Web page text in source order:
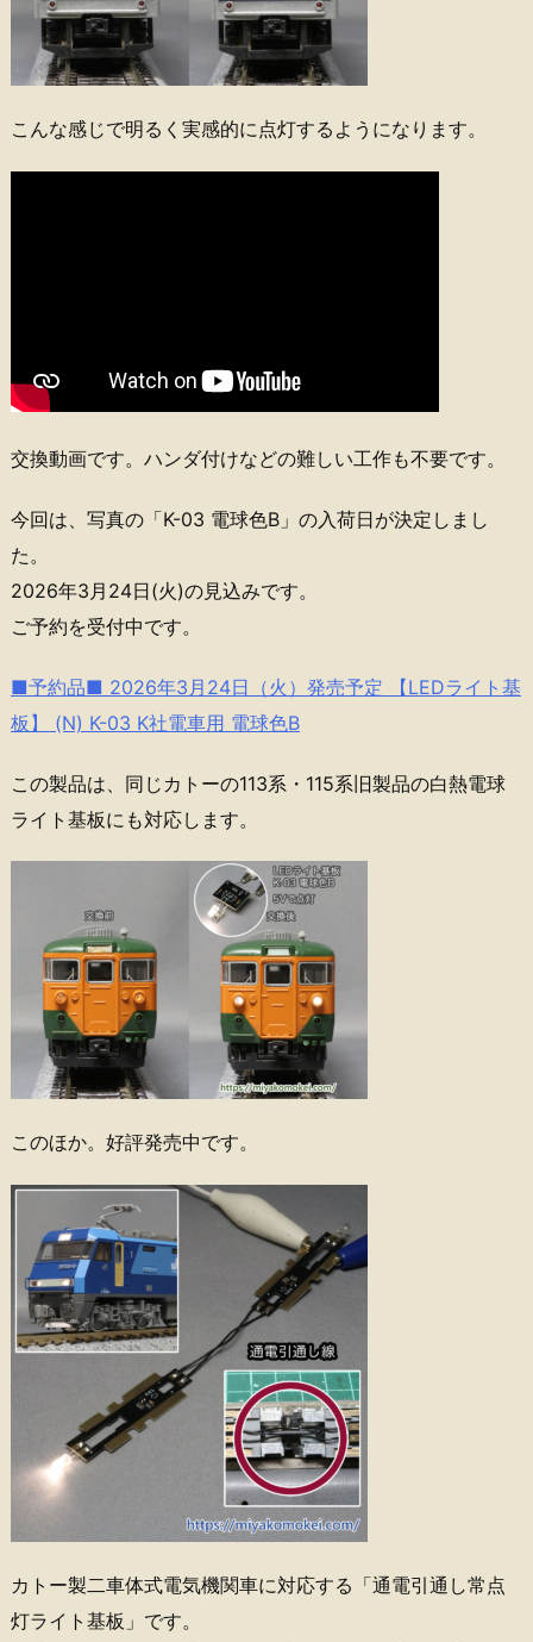
こんな感じで明るく実感的に点灯するようになります。
交換動画です。ハンダ付けなどの難しい工作も不要です。
今回は、写真の「K-03 電球色B」の入荷日が決定しまし
た。
2026年3月24日(火)の見込みです。
ご予約を受付中です。
■予約品■ 2026年3月24日（火）発売予定 【LEDライト基
板】 (N) K-03 K社電車用 電球色B
この製品は、同じカトーの113系・115系旧製品の白熱電球
ライト基板にも対応します。
このほか。好評発売中です。
カトー製二車体式電気機関車に対応する「通電引通し常点
灯ライト基板」です。